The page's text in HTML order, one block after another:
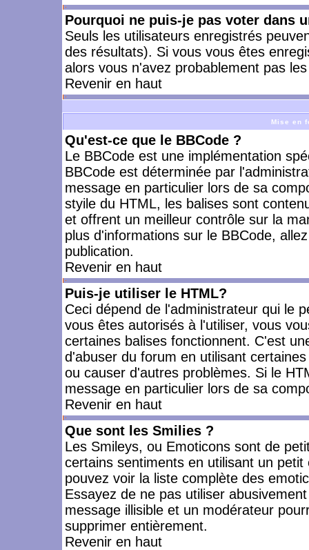
Pourquoi ne puis-je pas voter dans
Seuls les utilisateurs enregistrés
des résultats). Si vous vous êtes
alors vous n'avez probablement pas
Revenir en haut
Mise en
Qu'est-ce que le BBCode ?
Le BBCode est une implémentation
BBCode est déterminée par
message en particulier lors de sa
styile du HTML, les balises sont
et offrent un meilleur contrôle sur la
plus d'informations sur le BBCode,
publication.
Revenir en haut
Puis-je utiliser le HTML?
Ceci dépend de l'administrateur qui le
vous êtes autorisés à l'utiliser, vous
certaines balises fonctionnent. C'est
d'abuser du forum en utilisant
ou causer d'autres problèmes. Si le
message en particulier lors de sa
Revenir en haut
Que sont les Smilies ?
Les Smileys, ou Emoticons sont de
certains sentiments en utilisant un
pouvez voir la liste complète des
Essayez de ne pas utiliser
message illisible et un modérateur
supprimer entièrement.
Revenir en haut